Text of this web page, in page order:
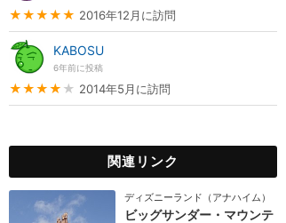
★★★★★ 2016年12月に訪問
KABOSU
6年前に投稿
★★★★ ★ 2014年5月に訪問
関連リンク
ディズニーランド（アナハイム）
ビッグサンダー・マウンテ